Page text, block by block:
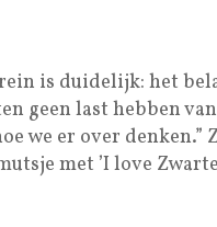
is duidelijk: het
geen last hebben
we er over denken.”
met ’I love Zwarte